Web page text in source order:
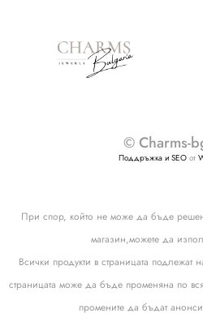
© Charms-
Поддръжка и SEOот
При спор, който не може да бъде
магазин,можете да
Всички продукти в страницата подлежат
страницата може да бъде променяна по
промените да бъдат